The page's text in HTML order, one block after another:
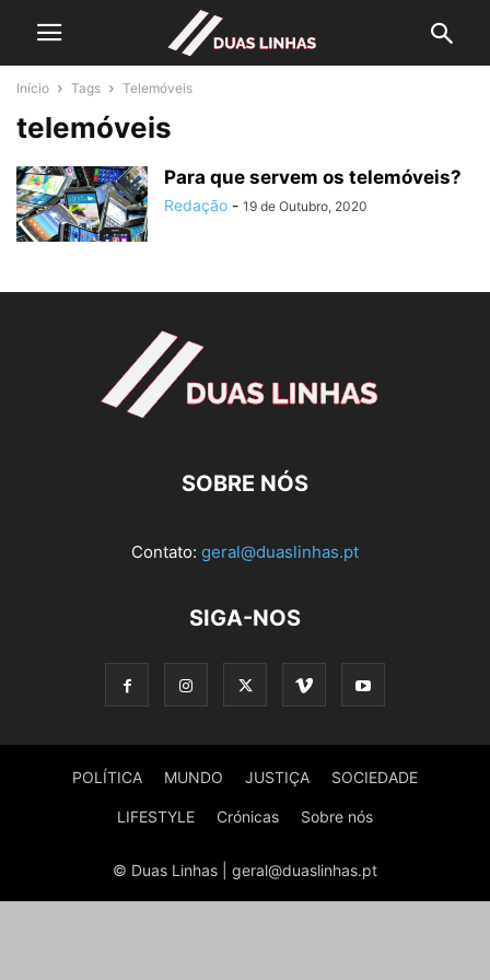
Início Tags Telemóveis
telemóveis
Para que servem os telemóveis?
Redação - 19 de Outubro, 2020
SOBRE NÓS
Contato: geral@duaslinhas.pt
SIGA-NOS
POLÍTICA MUNDO JUSTIÇA SOCIEDADE
LIFESTYLE Crónicas Sobre nós
© Duas Linhas | geral@duaslinhas.pt